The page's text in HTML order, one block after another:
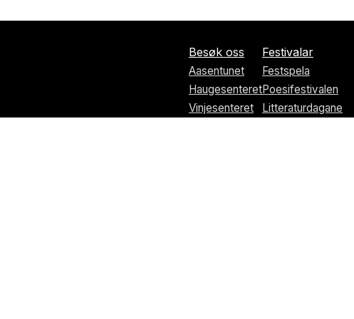
Besøk oss
Aasentunet
Haugesenteret
Vinjesenteret
Festivalar
Festspela
Poesifestivalen
Litteraturdagane